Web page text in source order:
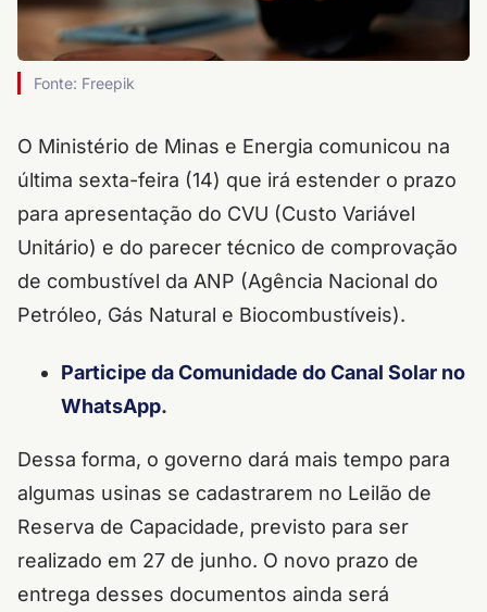
Fonte: Freepik
O Ministério de Minas e Energia comunicou na
última sexta-feira (14) que irá estender o prazo
para apresentação do CVU (Custo Variável
Unitário) e do parecer técnico de comprovação
de combustível da ANP (Agência Nacional do
Petróleo, Gás Natural e Biocombustíveis).
Participe da Comunidade do Canal Solar no
WhatsApp.
Dessa forma, o governo dará mais tempo para
algumas usinas se cadastrarem no Leilão de
Reserva de Capacidade, previsto para ser
realizado em 27 de junho. O novo prazo de
entrega desses documentos ainda será